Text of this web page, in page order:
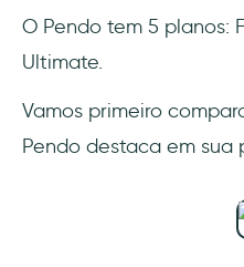
O Pendo tem 5 planos:
Ultimate.
Vamos primeiro
Pendo destaca em sua